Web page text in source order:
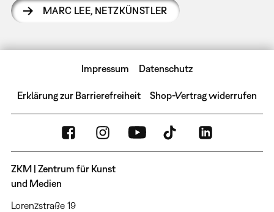
MARC LEE, NETZKÜNSTLER
Impressum Datenschutz
Erklärung zur Barrierefreiheit Shop-Vertrag widerrufen
ZKM | Zentrum für Kunst
und Medien
Lorenzstraße 19